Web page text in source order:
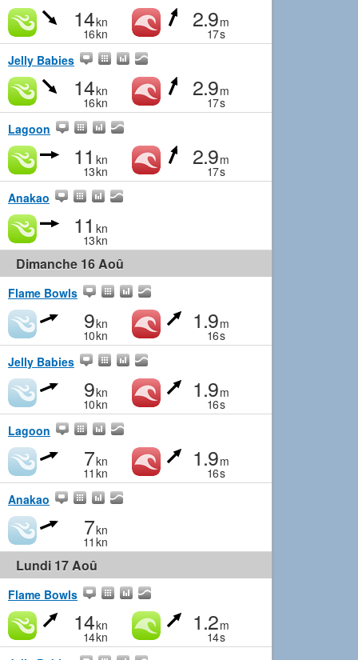
14kn
16kn
2.9m
17s
Jelly Babies
14kn
16kn
2.9m
17s
Lagoon
11 kn
13kn
2.9m
17s
Anakao
11 kn
13kn
Dimanche 16 Aoû
Flame Bowls
9kn
10kn
1.9m
16s
Jelly Babies
9kn
10kn
1.9m
16s
Lagoon
7kn
11 kn
1.9m
16s
Anakao
7kn
11 kn
Lundi 17 Aoû
Flame Bowls
14kn
14kn
1.2m
14s